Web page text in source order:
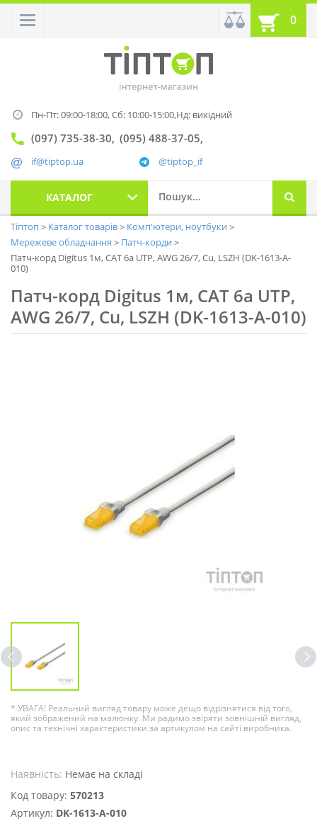
0
Пн-Пт: 09:00-18:00,Сб: 10:00-15:00,Нд: вихідний
(097) 735-38-30 (095) 488-37-05
@tiptop_if
if@tiptop.ua
КАТАЛОГ
Тіптоп Каталог товарів
Комп'ютери, ноутбуки
Мережеве обладнання
Патч-корди
Патч-корд Digitus 1м, CAT 6a UTP, AWG 26/7, Cu, LSZH (DK-1613-A-
010)
Патч-корд Digitus 1м, CAT 6a UTP,
AWG 26/7, Cu, LSZH (DK-1613-A-010)
* УВАГА! Реальний вигляд товару може дещо відрізнятися від того,
який зображений на малюнку. Ми радимо звіряти зовнішній вигляд,
опис та технічні характеристики за артикулом на сайті виробника.
Наявність: Немає на складі
Код товару: 570213
Артикул: DK-1613-A-010